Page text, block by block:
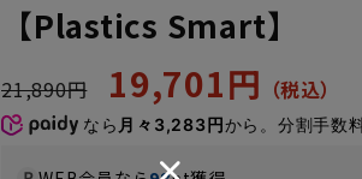
【Plastics Smart】
21,890円 19,701円
なら 月々3,283円から。分割手数